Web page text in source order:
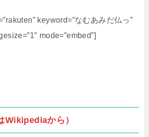
keyword=”なむあみだ仏っ”
mode=”embed”]
から）